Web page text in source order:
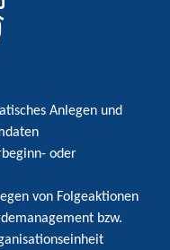
Anlegen und
oder
von Folgeaktionen
bzw.